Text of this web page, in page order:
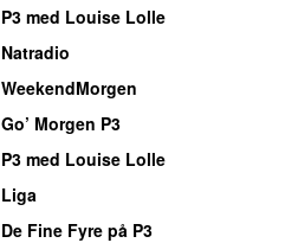
P3 med Louise Lolle
Natradio
WeekendMorgen
Go’ Morgen P3
P3 med Louise Lolle
Liga
De Fine Fyre på P3